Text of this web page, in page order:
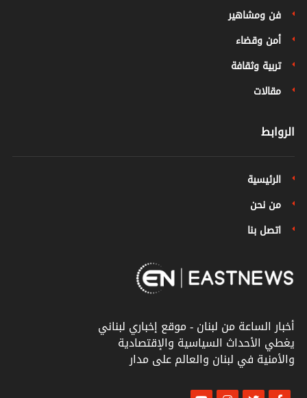
فن ومشاهير
أمن وقضاء
تربية وثقافة
مقالات
الروابط
الرئيسية
من نحن
اتصل بنا
أخبار الساعة من لبنان - موقع إخباري لبناني
يغطي الأحداث السياسية والإقتصادية
والأمنية في لبنان والعالم على مدار